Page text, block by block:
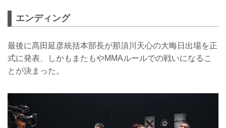
エンディング
最後に髙田延彦統括本部長が那須川天心の大晦日出場を正
式に発表、しかもまたもやMMAルールでの戦いになるこ
とが決まった。